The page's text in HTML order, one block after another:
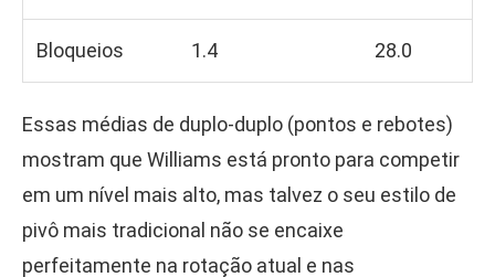
Bloqueios 1.4 28.0
Essas médias de duplo-duplo (pontos e rebotes)
mostram que Williams está pronto para competir
em um nível mais alto, mas talvez o seu estilo de
pivô mais tradicional não se encaixe
perfeitamente na rotação atual e nas